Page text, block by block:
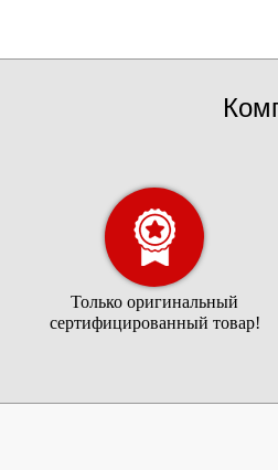
Только оригинальный
сертифицированный товар!